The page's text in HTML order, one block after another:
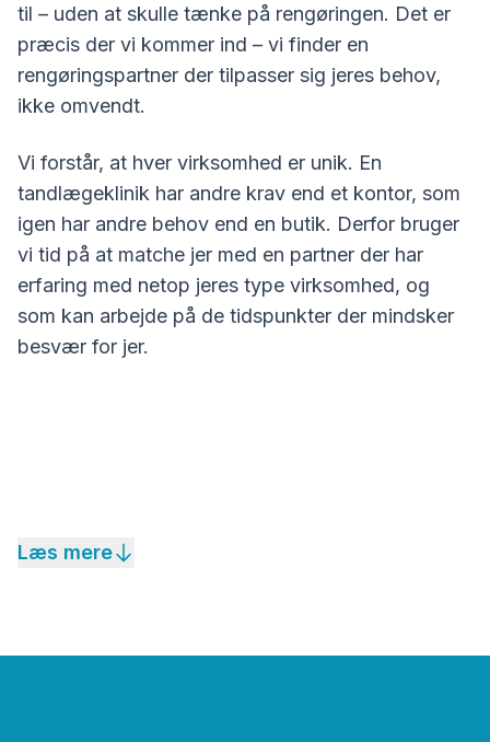
til – uden at skulle tænke på rengøringen. Det er
præcis der vi kommer ind – vi finder en
rengøringspartner der tilpasser sig jeres behov,
ikke omvendt.
Vi forstår, at hver virksomhed er unik. En
tandlægeklinik har andre krav end et kontor, som
igen har andre behov end en butik. Derfor bruger
vi tid på at matche jer med en partner der har
erfaring med netop jeres type virksomhed, og
som kan arbejde på de tidspunkter der mindsker
besvær for jer.
Læs mere